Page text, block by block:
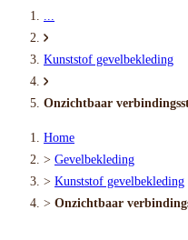
...
Kunststof gevelbekleding
Onzichtbaar
Home
> Gevelbekleding
> Kunststof gevelbekleding
> Onzichtbaar